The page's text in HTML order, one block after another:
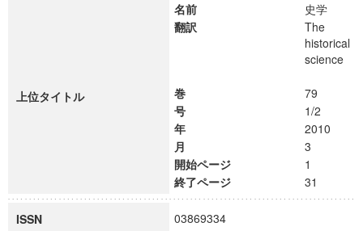
上位タイトル
名前
史学
翻訳
The
historical
science
巻
79
号
1/2
年
2010
月
3
開始ページ
1
終了ページ
31
ISSN 03869334